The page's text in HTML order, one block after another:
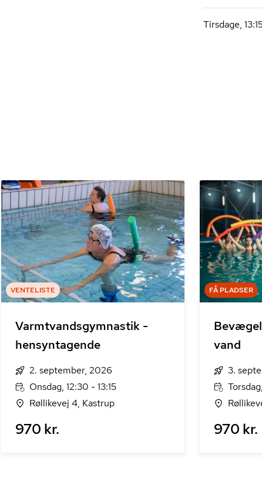
Tirsdage,
VENTELISTE
Varmtvandsgymnastik -
hensyntagende
2. september, 2026
Onsdag, 12:30 - 13:15
Røllikevej 4, Kastrup
970 kr.
FÅ PLADSER
vand
3.
970 kr.